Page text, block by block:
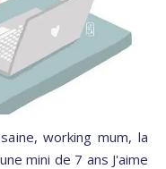
working mum, la
mini de 7 ans J'aime